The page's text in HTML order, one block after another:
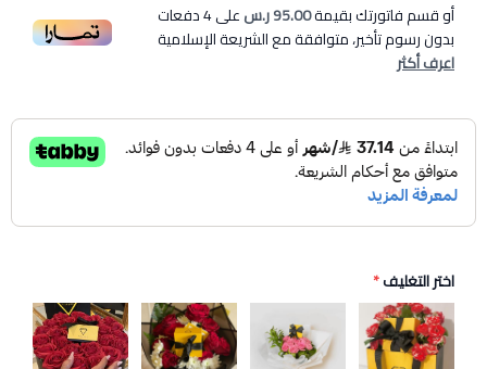
أو قسم فاتورتك بقيمة95.00 ر.س على4دفعات
بدون رسوم تأخير، متوافقة مع الشريعة الإسلامية
اعرف أكثر
اختر التغليف*